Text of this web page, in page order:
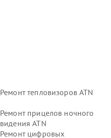
Ремонт тепловизоров ATN
Ремонт прицелов ночного
видения ATN
Ремонт цифровых